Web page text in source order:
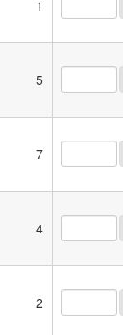
1
5
7
4
2